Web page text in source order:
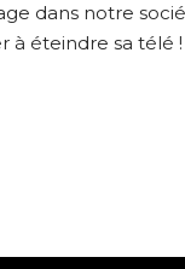
dans notre
à éteindre sa télé !